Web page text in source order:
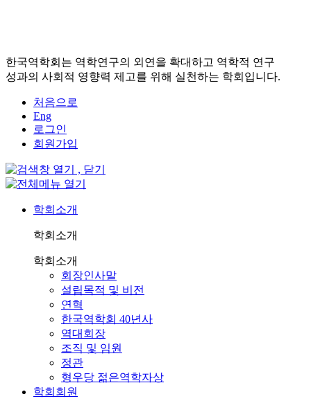
한국역학회는 역학연구의 외연을 확대하고 역학적 연구
성과의 사회적 영향력 제고를 위해 실천하는 학회입니다.
처음으로
Eng
로그인
회원가입
학회소개
학회소개
학회소개
회장인사말
설립목적 및 비전
연혁
한국역학회 40년사
역대회장
조직 및 임원
정관
형우당 젊은역학자상
학회회원